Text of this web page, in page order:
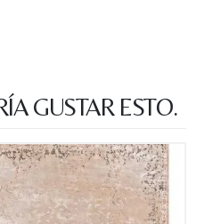
GUSTAR ESTO.
*